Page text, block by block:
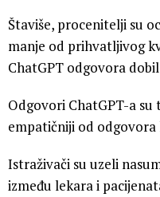
Štaviše, procenitelji su
manje od prihvatljivog
ChatGPT odgovora
Odgovori ChatGPT-a
empatičniji od odgovora
Istraživači su uzeli
između lekara i